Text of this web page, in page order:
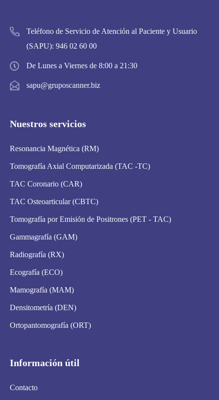
Teléfono de Servicio de Atención al Paciente y Usuario
(SAPU): 946 02 60 00
De Lunes a Viernes de 8:00 a 21:30
sapu@gruposcanner.biz
Nuestros servicios
Resonancia Magnética (RM)
Tomografía Axial Computarizada (TAC -TC)
TAC Coronario (CAR)
TAC Osteoarticular (CBTC)
Tomografía por Emisión de Positrones (PET - TAC)
Gammagrafía (GAM)
Radiografía (RX)
Ecografía (ECO)
Mamografía (MAM)
Densitometría (DEN)
Ortopantomografía (ORT)
Información útil
Contacto